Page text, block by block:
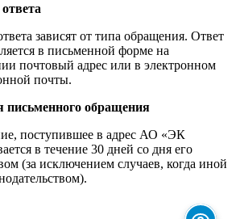
зависят от типа обращения. Ответ
в письменной форме на
почтовый адрес или в электронном
почты.
письменного обращения
поступившее в адрес АО «ЭК
в течение 30 дней со дня его
(за исключением случаев, когда иной